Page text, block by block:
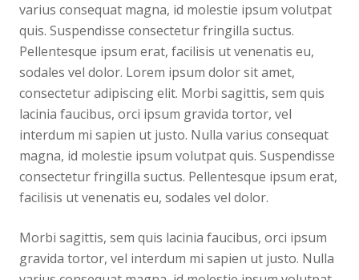
varius consequat magna, id molestie ipsum volutpat
quis. Suspendisse consectetur fringilla suctus.
Pellentesque ipsum erat, facilisis ut venenatis eu,
sodales vel dolor. Lorem ipsum dolor sit amet,
consectetur adipiscing elit. Morbi sagittis, sem quis
lacinia faucibus, orci ipsum gravida tortor, vel
interdum mi sapien ut justo. Nulla varius consequat
magna, id molestie ipsum volutpat quis. Suspendisse
consectetur fringilla suctus. Pellentesque ipsum erat,
facilisis ut venenatis eu, sodales vel dolor.
Morbi sagittis, sem quis lacinia faucibus, orci ipsum
gravida tortor, vel interdum mi sapien ut justo. Nulla